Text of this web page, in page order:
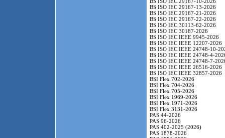
BS ISO IEC 29167-13-2026
BS ISO IEC 29167-21-2026
BS ISO IEC 29167-22-2026
BS ISO IEC 30113-62-2026
BS ISO IEC 30187-2026
BS ISO IEC IEEE 9945-2026
BS ISO IEC IEEE 12207-2026
BS ISO IEC IEEE 24748-10-
BS ISO IEC IEEE 24748-4-
BS ISO IEC IEEE 24748-7-
BS ISO IEC IEEE 26516-2026
BS ISO IEC IEEE 32857-2026
BSI Flex 702-2026
BSI Flex 704-2026
BSI Flex 705-2026
BSI Flex 1969-2026
BSI Flex 1971-2026
BSI Flex 3131-2026
PAS 44-2026
PAS 96-2026
PAS 402-2025 (2026)
PAS 1878-2026